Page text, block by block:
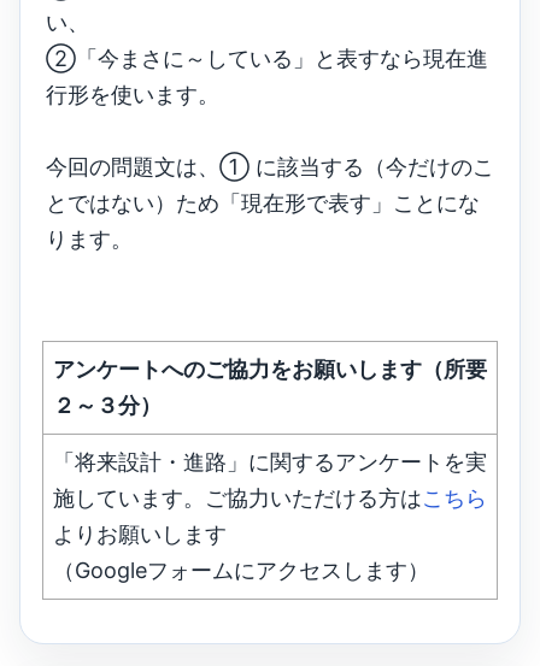
い、
②「今まさに～している」と表すなら現在進
行形を使います。
今回の問題文は、① に該当する（今だけのこ
とではない）ため「現在形で表す」ことにな
ります。
アンケートへのご協力をお願いします（所要
２～３分）
「将来設計・進路」に関するアンケートを実
施しています。ご協力いただける方はこちら
よりお願いします
（Googleフォームにアクセスします）